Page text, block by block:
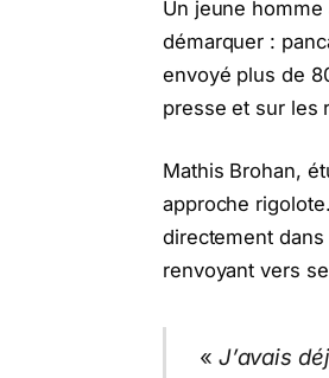
Un jeune
démarquer :
envoyé plus de
presse et sur les
Mathis Brohan,
approche
directement
renvoyant vers
« J’avais